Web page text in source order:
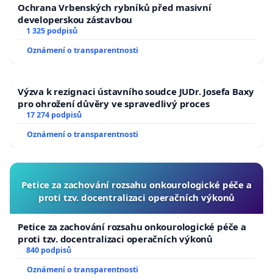
Ochrana Vrbenských rybníků před masivní
developerskou zástavbou
1 325 podpisů
Oznámení o transparentnosti
Výzva k rezignaci ústavního soudce JUDr. Josefa Baxy
pro ohrožení důvěry ve spravedlivý proces
17 274 podpisů
Oznámení o transparentnosti
Petice za zachování rozsahu onkourologické péče a
proti tzv. docentralizaci operačních výkonů
Petice za zachování rozsahu onkourologické péče a
proti tzv. docentralizaci operačních výkonů
840 podpisů
Oznámení o transparentnosti